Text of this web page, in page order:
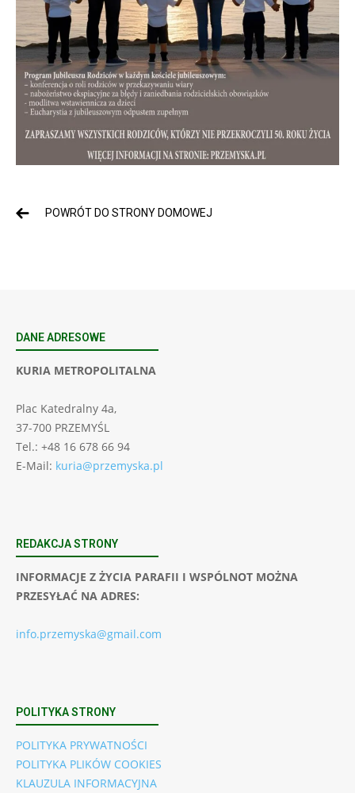
POWRÓT DO STRONY DOMOWEJ
DANE ADRESOWE
KURIA METROPOLITALNA
Plac Katedralny 4a,
37-700 PRZEMYŚL
Tel.: +48 16 678 66 94
E-Mail: kuria@przemyska.pl
REDAKCJA STRONY
INFORMACJE Z ŻYCIA PARAFII I WSPÓLNOT MOŻNA
PRZESYŁAĆ NA ADRES:
info.przemyska@gmail.com
POLITYKA STRONY
POLITYKA PRYWATNOŚCI
POLITYKA PLIKÓW COOKIES
KLAUZULA INFORMACYJNA